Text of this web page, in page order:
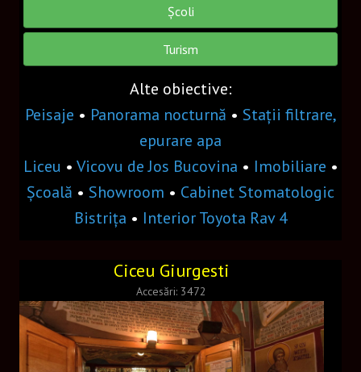
Tarta
Cafea frappe
Papusă
Nikon L27
Școli
Turism
Alte obiective:
Peisaje • Panorama nocturnă • Stații filtrare,
epurare apa
Liceu • Vicovu de Jos Bucovina • Imobiliare •
Școală • Showroom • Cabinet Stomatologic
Bistrița • Interior Toyota Rav 4
Ciceu Giurgesti
Accesări: 3472